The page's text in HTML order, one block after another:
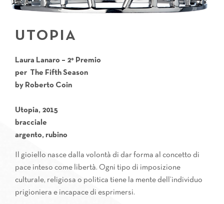
UTOPIA
Laura Lanaro – 2° Premio
per
The Fifth Season
by Roberto Coin
Utopia, 2015
bracciale
argento, rubino
Il gioiello nasce dalla volontà di dar forma al concetto di
pace inteso come libertà. Ogni tipo di imposizione
culturale, religiosa o politica tiene la mente dell’individuo
prigioniera e incapace di esprimersi.